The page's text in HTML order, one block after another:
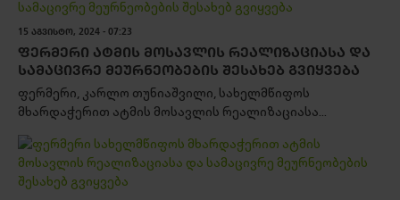
15 ᲐᲒᲕᲘᲡᲢᲝ, 2024 - 07:23
ᲤᲔᲠᲛᲔᲠᲘ ᲐᲢᲛᲘᲡ ᲛᲝᲡᲐᲕᲚᲘᲡ ᲠᲔᲐᲚᲘᲖᲐᲪᲘᲐᲡᲐ ᲓᲐ
ᲡᲐᲛᲐᲪᲘᲕᲠᲔ ᲛᲔᲣᲠᲜᲔᲝᲑᲔᲑᲘᲡ ᲨᲔᲡᲐᲮᲔᲑ ᲒᲕᲘᲧᲕᲔᲑᲐ
ფერმერი, კარლო თუნიაშვილი, სახელმწიფოს
მხარდაჭერით ატმის მოსავლის რეალიზაციასა...